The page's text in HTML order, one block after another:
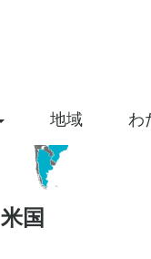
地域 わ
米国